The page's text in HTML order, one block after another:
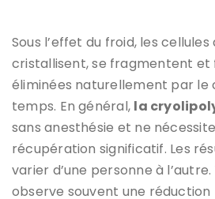
Sous l’effet du froid, les cellules
cristallisent, se fragmentent et
éliminées naturellement par le
temps. En général, la
sans anesthésie et ne
récupération significatif. Les
varier d’une personne à
observe souvent une réduction